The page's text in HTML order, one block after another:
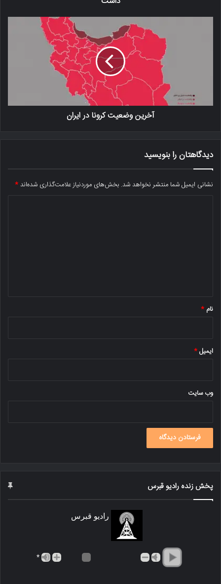
آخرین وضعیت کرونا در ایران
دیدگاهتان را بنویسید
نشانی ایمیل شما منتشر نخواهد شد. بخش‌های موردنیاز علامت‌گذاری شده‌اند*
نام *
ایمیل*
وب‌ سایت
پخش زنده رادیو قبرس
رادیو قبرس
*